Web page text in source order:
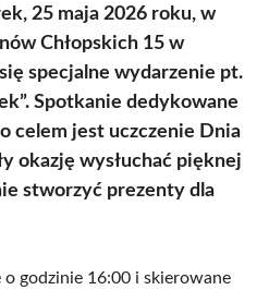
25 maja 2026 roku, w
Chłopskich 15 w
specjalne wydarzenie pt.
Spotkanie dedykowane
celem jest uczczenie Dnia
okazję wysłuchać pięknej
stworzyć prezenty dla
godzinie 16:00 i skierowane